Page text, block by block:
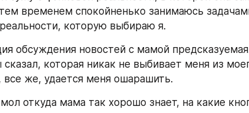
временем спокойненько занимаюсь
которую выбираю я.
обсуждения новостей с мамой
которая никак не выбивает меня из
все же, удается меня ошарашить.
откуда мама так хорошо знает, на какие